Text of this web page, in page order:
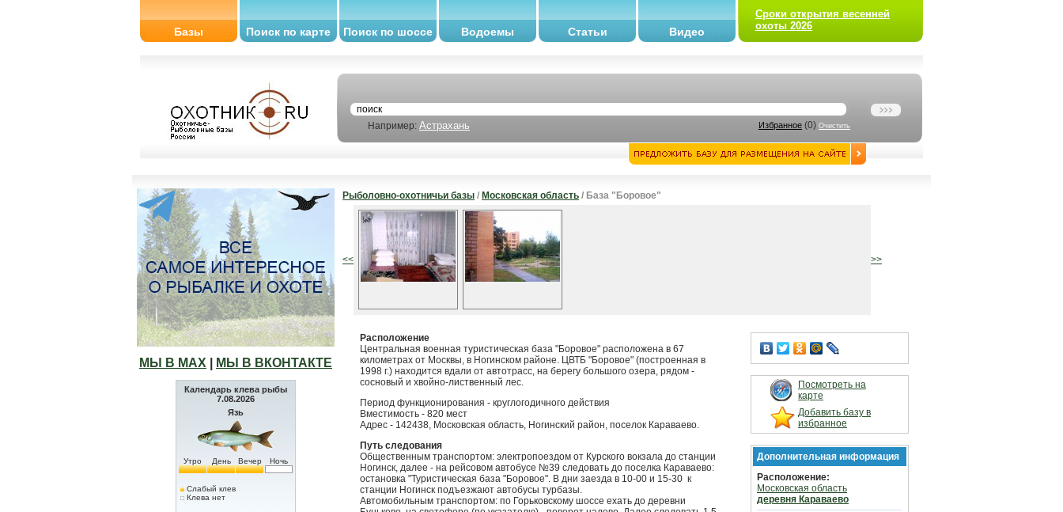
Базы Поиск по карте Поиск по шоссе Водоемы Статьи Видео
Сроки открытия весенней
охоты 2026
Например: Астрахань Избранное (0) Очистить
МЫ В МАХ МЫ В ВКОНТАКТЕ
Календарь клева рыбы
7.08.2026
Язь
Утро День Вечер Ночь
Слабый клев
Клева нет
Рыболовно-охотничьи базы / Московская область / База "Боровое"
<< >>
Расположение
Центральная военная туристическая база "Боровое" расположена в 67
километрах от Москвы, в Ногинском районе. ЦВТБ "Боровое" (построенная в
1998 г.) находится вдали от автотрасс, на берегу большого озера, рядом -
сосновый и хвойно-лиственный лес.
Период функционирования - круглогодичного действия
Вместимость - 820 мест
Адрес - 142438, Московская область, Ногинский район, поселок Караваево.
Путь следования
Общественным транспортом: электропоездом от Курского вокзала до станции
Ногинск, далее - на рейсовом автобусе №39 следовать до поселка Караваево:
остановка "Туристическая база "Боровое". В дни заезда в 10-00 и 15-30 к
станции Ногинск подъезжают автобусы турбазы.
Автомобильным транспортом: по Горьковскому шоссе ехать до деревни
Посмотреть на
карте
Добавить базу в
избранное
Дополнительная информация
Расположение:
Московская область
деревня Караваево